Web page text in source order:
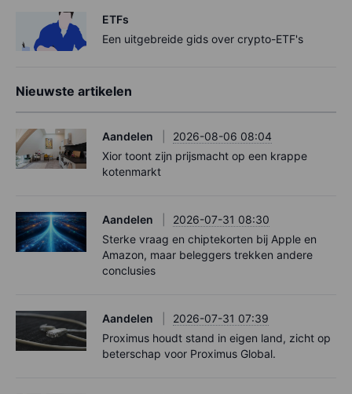
ETFs
Een uitgebreide gids over crypto-ETF's
Nieuwste artikelen
Aandelen
2026-08-06 08:04
Xior toont zijn prijsmacht op een krappe
kotenmarkt
Aandelen
2026-07-31 08:30
Sterke vraag en chiptekorten bij Apple en
Amazon, maar beleggers trekken andere
conclusies
Aandelen
2026-07-31 07:39
Proximus houdt stand in eigen land, zicht op
beterschap voor Proximus Global.